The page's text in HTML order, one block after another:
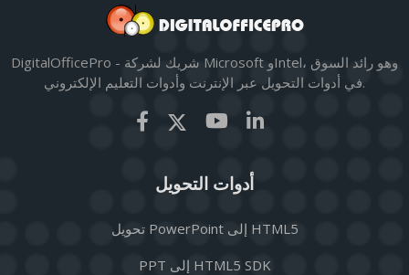
DigitalOfficePro - شريك لشركة Microsoft وIntel، وهو رائد السوق
في أدوات التحويل عبر الإنترنت وأدوات التعليم الإلكتروني.
أدوات التحويل
تحويل PowerPoint إلى HTML5
PPT إلى HTML5 SDK